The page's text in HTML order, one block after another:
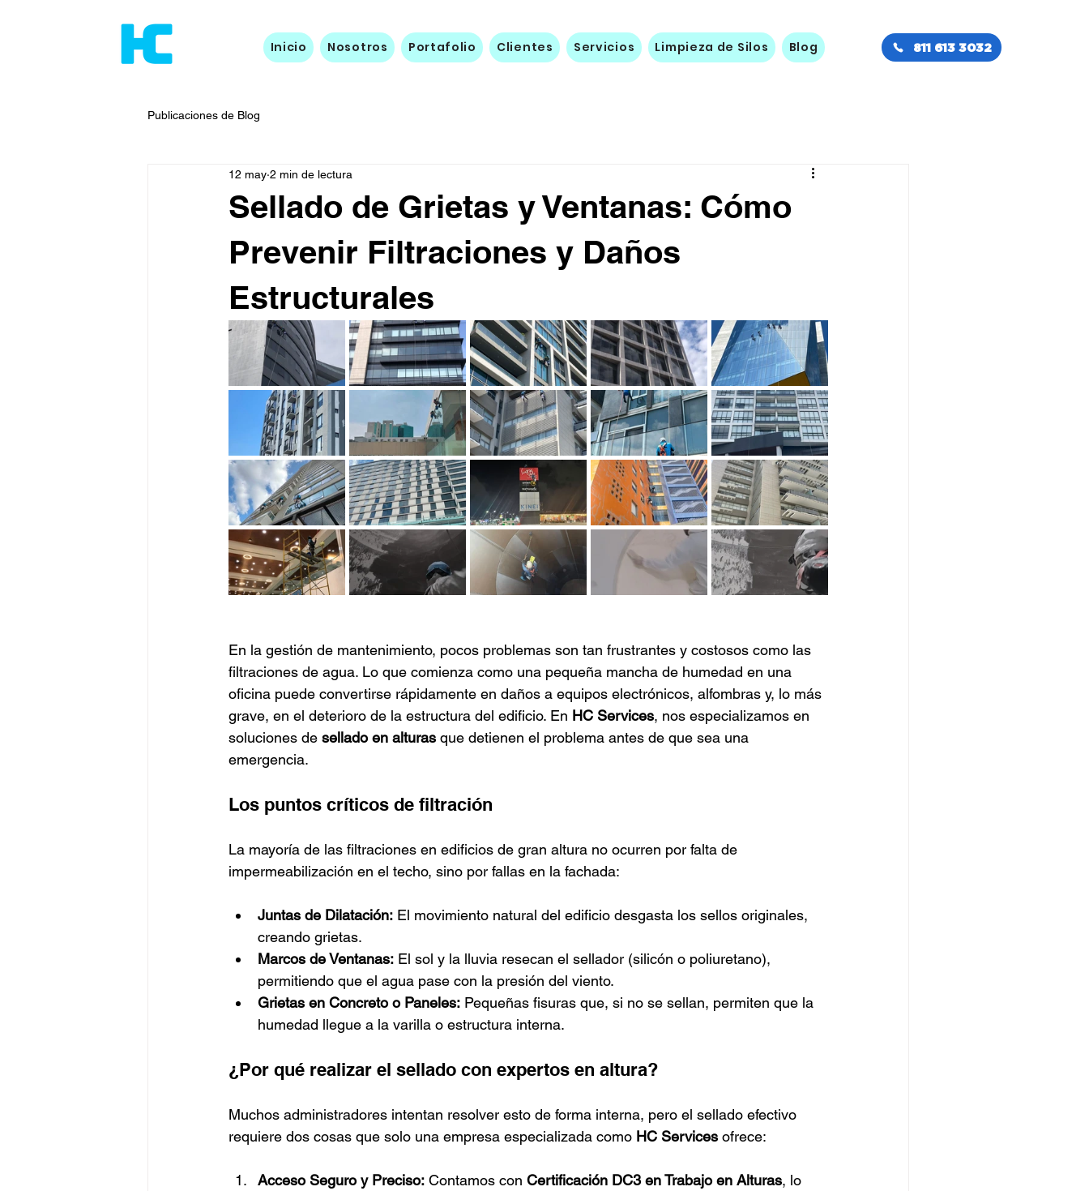
Inicio Nosotros Portafolio Clientes Servicios Limpieza de Silos Blog 811 613 3032
Publicaciones de Blog
Sellado de Grietas y Ventanas: Cómo
Prevenir Filtraciones y Daños
Estructurales
12 may 2 min de lectura
En la gestión de mantenimiento, pocos problemas son tan frustrantes y costosos como las
filtraciones de agua. Lo que comienza como una pequeña mancha de humedad en una
oficina puede convertirse rápidamente en daños a equipos electrónicos, alfombras y, lo más
grave, en el deterioro de la estructura del edificio. En HC Services, nos especializamos en
soluciones de sellado en alturas que detienen el problema antes de que sea una
emergencia.
Los puntos críticos de filtración
La mayoría de las filtraciones en edificios de gran altura no ocurren por falta de
impermeabilización en el techo, sino por fallas en la fachada:
Juntas de Dilatación: El movimiento natural del edificio desgasta los sellos originales,
creando grietas.
Marcos de Ventanas: El sol y la lluvia resecan el sellador (silicón o poliuretano),
permitiendo que el agua pase con la presión del viento.
Grietas en Concreto o Paneles: Pequeñas fisuras que, si no se sellan, permiten que la
humedad llegue a la varilla o estructura interna.
¿Por qué realizar el sellado con expertos en altura?
Muchos administradores intentan resolver esto de forma interna, pero el sellado efectivo
requiere dos cosas que solo una empresa especializada como HC Services ofrece:
Acceso Seguro y Preciso: Contamos con Certificación DC3 en Trabajo en Alturas, lo